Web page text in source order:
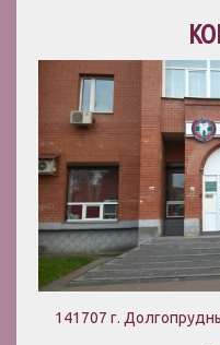
141707 г.